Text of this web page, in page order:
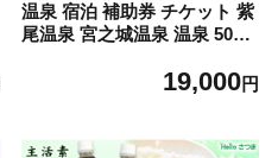
温泉 宿泊 補助券 チケット 紫
尾温泉 宮之城温泉 温泉 5000
産品協会《30日以内に出荷予
19,000円